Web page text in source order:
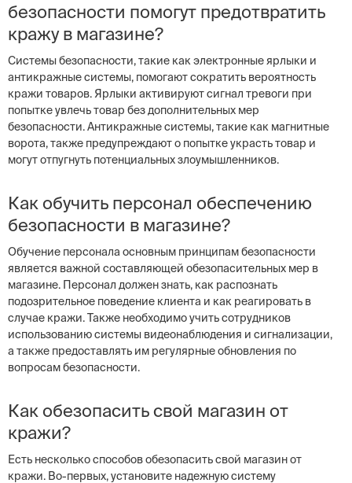
безопасности помогут предотвратить
кражу в магазине?
Системы безопасности, такие как электронные ярлыки и
антикражные системы, помогают сократить вероятность
кражи товаров. Ярлыки активируют сигнал тревоги при
попытке увлечь товар без дополнительных мер
безопасности. Антикражные системы, такие как магнитные
ворота, также предупреждают о попытке украсть товар и
могут отпугнуть потенциальных злоумышленников.
Как обучить персонал обеспечению
безопасности в магазине?
Обучение персонала основным принципам безопасности
является важной составляющей обезопасительных мер в
магазине. Персонал должен знать, как распознать
подозрительное поведение клиента и как реагировать в
случае кражи. Также необходимо учить сотрудников
использованию системы видеонаблюдения и сигнализации,
а также предоставлять им регулярные обновления по
вопросам безопасности.
Как обезопасить свой магазин от
кражи?
Есть несколько способов обезопасить свой магазин от
кражи. Во-первых, установите надежную систему